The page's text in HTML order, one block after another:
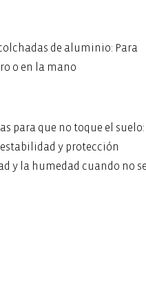
de aluminio: Para
o en la mano
para que no toque el suelo:
y protección
y la humedad cuando no se